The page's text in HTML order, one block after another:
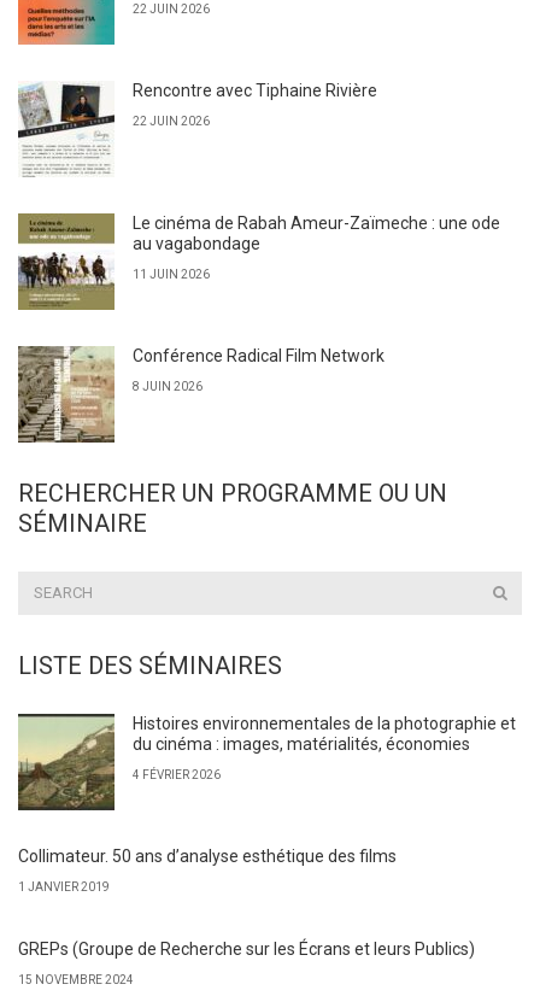
22 JUIN 2026
Rencontre avec Tiphaine Rivière
22 JUIN 2026
Le cinéma de Rabah Ameur-Zaïmeche : une ode
au vagabondage
11 JUIN 2026
Conférence Radical Film Network
8 JUIN 2026
RECHERCHER UN PROGRAMME OU UN
SÉMINAIRE
LISTE DES SÉMINAIRES
Histoires environnementales de la photographie et
du cinéma : images, matérialités, économies
4 FÉVRIER 2026
Collimateur. 50 ans d’analyse esthétique des films
1 JANVIER 2019
GREPs (Groupe de Recherche sur les Écrans et leurs Publics)
15 NOVEMBRE 2024